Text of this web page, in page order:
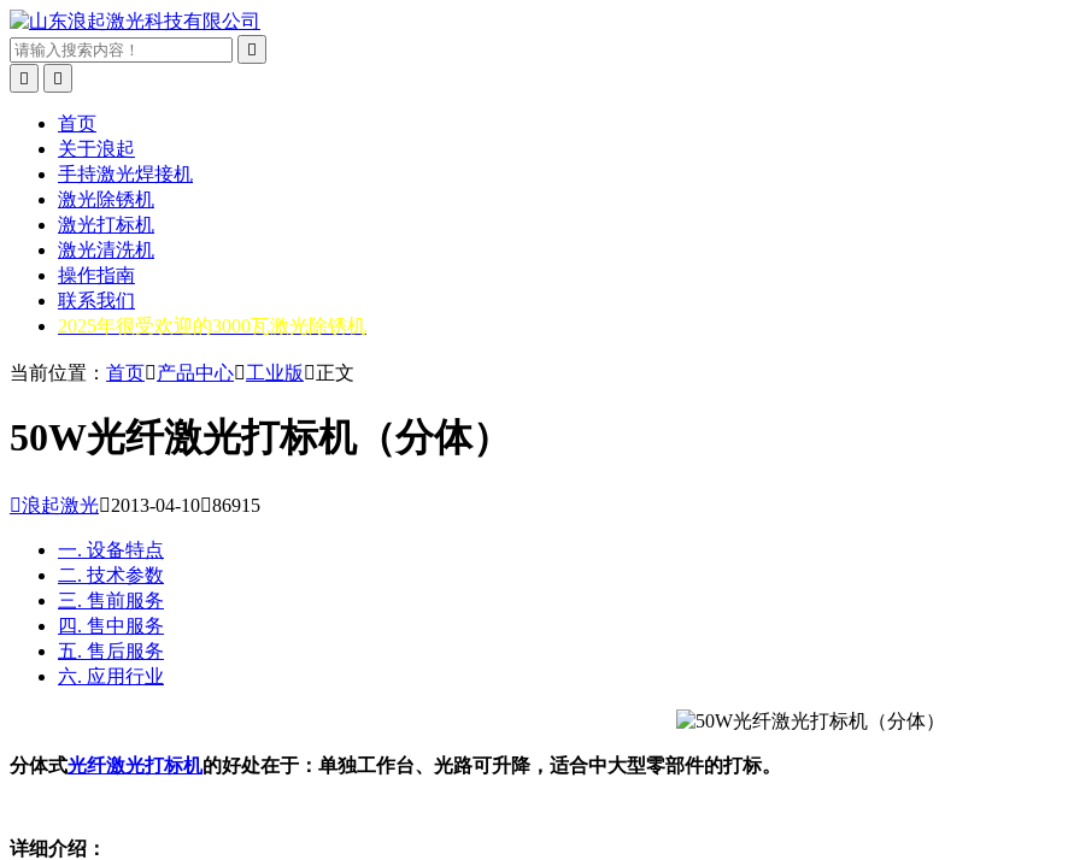



首页
关于浪起
手持激光焊接机
激光除锈机
激光打标机
激光清洗机
操作指南
联系我们
2025年很受欢迎的3000瓦激光除锈机
当前位置： 首页产品中心工业版 正文
50W光纤激光打标机（分体）
浪起激光2013-04-1086915
一. 设备特点
二. 技术参数
三. 售前服务
四. 售中服务
五. 售后服务
六. 应用行业
分体式光纤激光打标机的好处在于：单独工作台、光路可升降，适合中大型零部件的打标。
详细介绍：